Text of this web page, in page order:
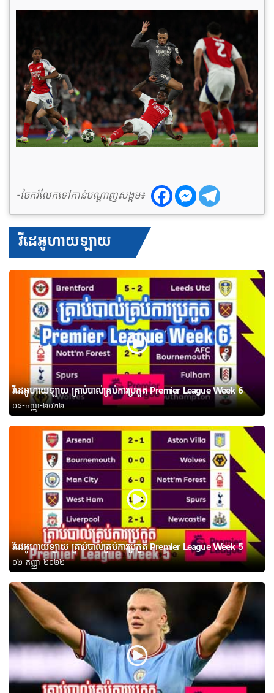
-ចែករំលែកទៅកាន់បណ្តាញសង្គម៖
វីដេអូហាយឡាយ
វីដេអូហាយឡាយ គ្រាប់បាល់គ្រប់ការប្រកួត Premier League Week 6
០៨-កញ្ញា-២០២២
វីដេអូហាយឡាយ គ្រាប់បាល់គ្រប់ការប្រកួត Premier League Week 5
០២-កញ្ញា-២០២២